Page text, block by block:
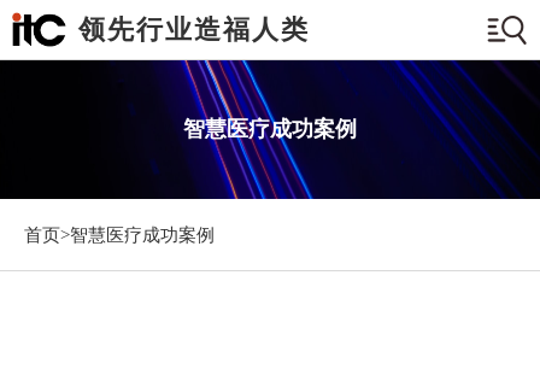
领先行业造福人类
智慧医疗成功案例
首页>智慧医疗成功案例